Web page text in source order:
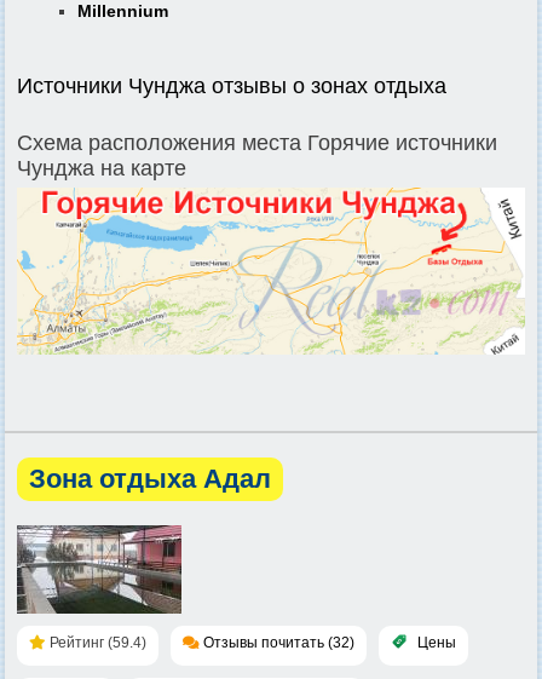
Millennium
Источники Чунджа отзывы о зонах отдыха
Схема расположения места Горячие источники
Чунджа на карте
Зона отдыха Адал
Рейтинг (59.4) Отзывы почитать (32) Цены